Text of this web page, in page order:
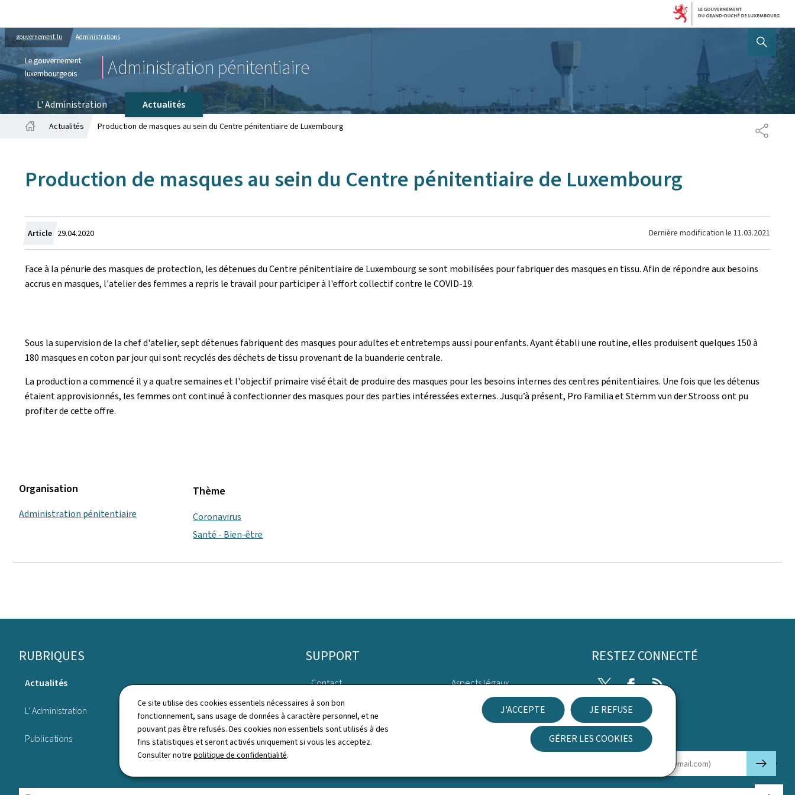
Ce site utilise des cookies essentiels nécessaires à son bon
fonctionnement, sans usage de données à caractère personnel, et ne
pouvant pas être refusés. Des cookies non essentiels sont utilisés à des
fins statistiques et seront activés uniquement si vous les acceptez.
Consulter notre politique de confidentialité.
J'ACCEPTE JE REFUSE
GÉRER LES COOKIES
gouvernement.lu Administrations
Le gouvernement
luxembourgeois
Administration pénitentiaire
AFFICHER / MASQUER
L' Administration
Actualités
Actualités Production de masques au sein du Centre pénitentiaire de Luxembourg
Production de masques au sein du Centre pénitentiaire de Luxembourg
Article Crée
le
29.04.2020 Dernière modification le 11.03.2021
Face à la pénurie des masques de protection, les détenues du Centre pénitentiaire de Luxembourg se sont mobilisées pour fabriquer des masques en tissu. Afin de répondre aux besoins
accrus en masques, l'atelier des femmes a repris le travail pour participer à l'effort collectif contre le COVID-19.
Sous la supervision de la chef d'atelier, sept détenues fabriquent des masques pour adultes et entretemps aussi pour enfants. Ayant établi une routine, elles produisent quelques 150 à
180 masques en coton par jour qui sont recyclés des déchets de tissu provenant de la buanderie centrale.
La production a commencé il y a quatre semaines et l'objectif primaire visé était de produire des masques pour les besoins internes des centres pénitentiaires. Une fois que les détenus
étaient approvisionnés, les femmes ont continué à confectionner des masques pour des parties intéressées externes. Jusqu’à présent, Pro Familia et Stëmm vun der Strooss ont pu
profiter de cette offre.
Organisation
Administration pénitentiaire
Thème
Coronavirus
Santé - Bien-être
Pied
de
RUBRIQUES
Actualités
L' Administration
Publications
Annuaire
SUPPORT
Contact
Plan du site
À propos du site
Aspects légaux
Déclaration d'accessibilité
RESTEZ CONNECTÉ
TwitterFacebook
RSS
Newsletter
🡒
Haut